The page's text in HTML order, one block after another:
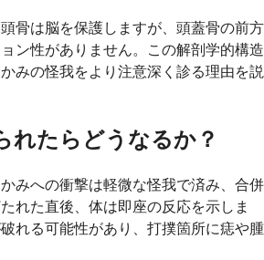
骨は脳を保護しますが、頭蓋骨の前方
ン性がありません。この解剖学的構造
みの怪我をより注意深く診る理由を説
れたらどうなるか？
みへの衝撃は軽微な怪我で済み、合併
れた直後、体は即座の反応を示しま
れる可能性があり、打撲箇所に痣や腫